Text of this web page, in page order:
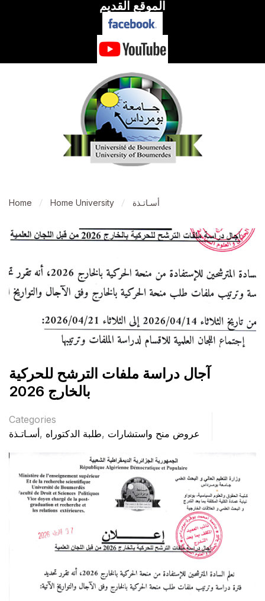
الموقع القديم
Home Home University أسـاتـذة
آجال دراسة ملفات الترشح للحركية
بالخارج 2026
Categories
أسـاتـذة, طلبة الدكتوراه, عروض منح واستشارات